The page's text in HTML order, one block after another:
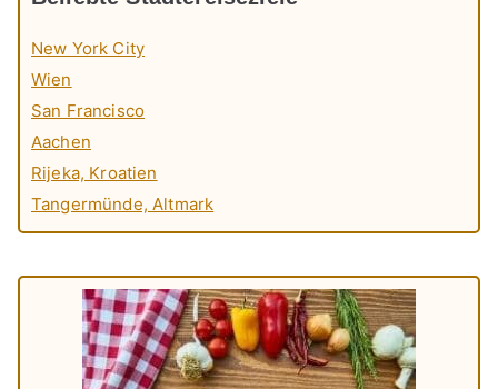
New York City
Wien
San Francisco
Aachen
Rijeka, Kroatien
Tangermünde, Altmark